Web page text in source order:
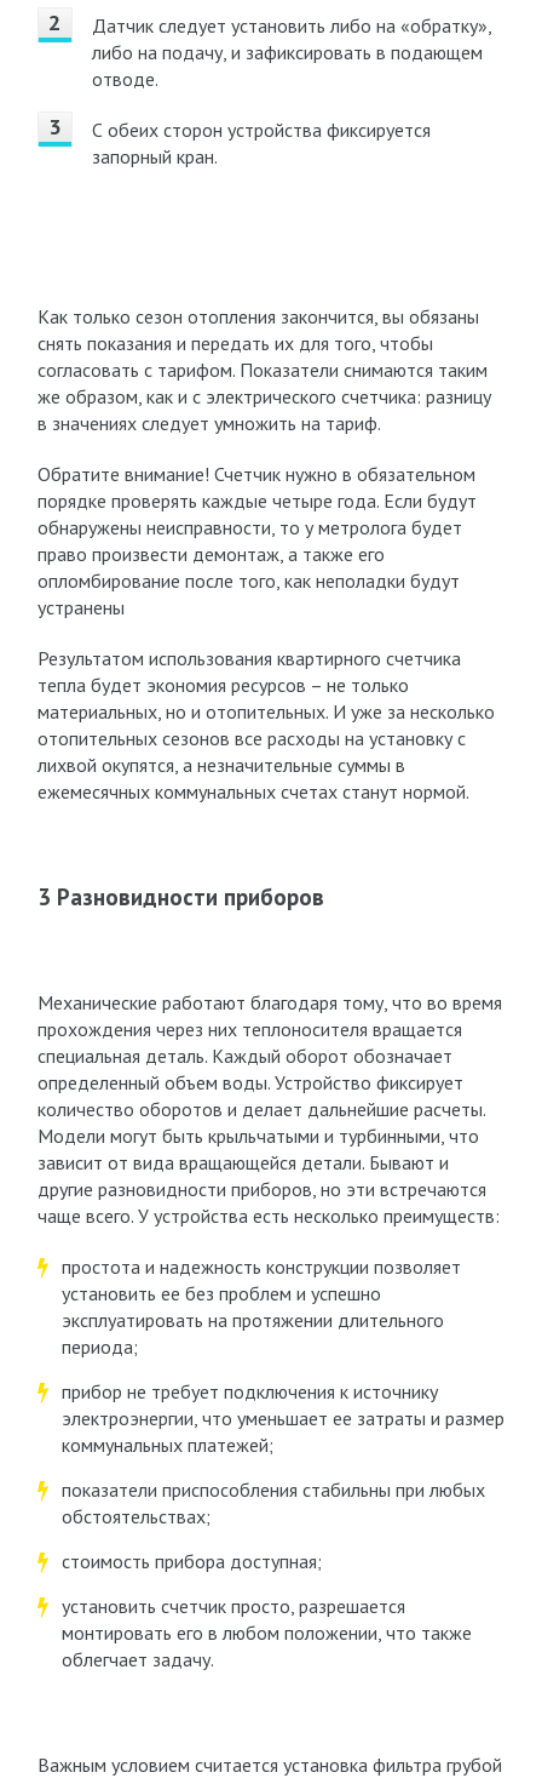
Датчик следует установить либо на «обратку»,
либо на подачу, и зафиксировать в подающем
отводе.
С обеих сторон устройства фиксируется
запорный кран.
Как только сезон отопления закончится, вы обязаны
снять показания и передать их для того, чтобы
согласовать с тарифом. Показатели снимаются таким
же образом, как и с электрического счетчика: разницу
в значениях следует умножить на тариф.
Обратите внимание! Счетчик нужно в обязательном
порядке проверять каждые четыре года. Если будут
обнаружены неисправности, то у метролога будет
право произвести демонтаж, а также его
опломбирование после того, как неполадки будут
устранены
Результатом использования квартирного счетчика
тепла будет экономия ресурсов – не только
материальных, но и отопительных. И уже за несколько
отопительных сезонов все расходы на установку с
лихвой окупятся, а незначительные суммы в
ежемесячных коммунальных счетах станут нормой.
3 Разновидности приборов
Механические работают благодаря тому, что во время
прохождения через них теплоносителя вращается
специальная деталь. Каждый оборот обозначает
определенный объем воды. Устройство фиксирует
количество оборотов и делает дальнейшие расчеты.
Модели могут быть крыльчатыми и турбинными, что
зависит от вида вращающейся детали. Бывают и
другие разновидности приборов, но эти встречаются
чаще всего. У устройства есть несколько преимуществ:
простота и надежность конструкции позволяет
установить ее без проблем и успешно
эксплуатировать на протяжении длительного
периода;
прибор не требует подключения к источнику
электроэнергии, что уменьшает ее затраты и размер
коммунальных платежей;
показатели приспособления стабильны при любых
обстоятельствах;
стоимость прибора доступная;
установить счетчик просто, разрешается
монтировать его в любом положении, что также
облегчает задачу.
Важным условием считается установка фильтра грубой